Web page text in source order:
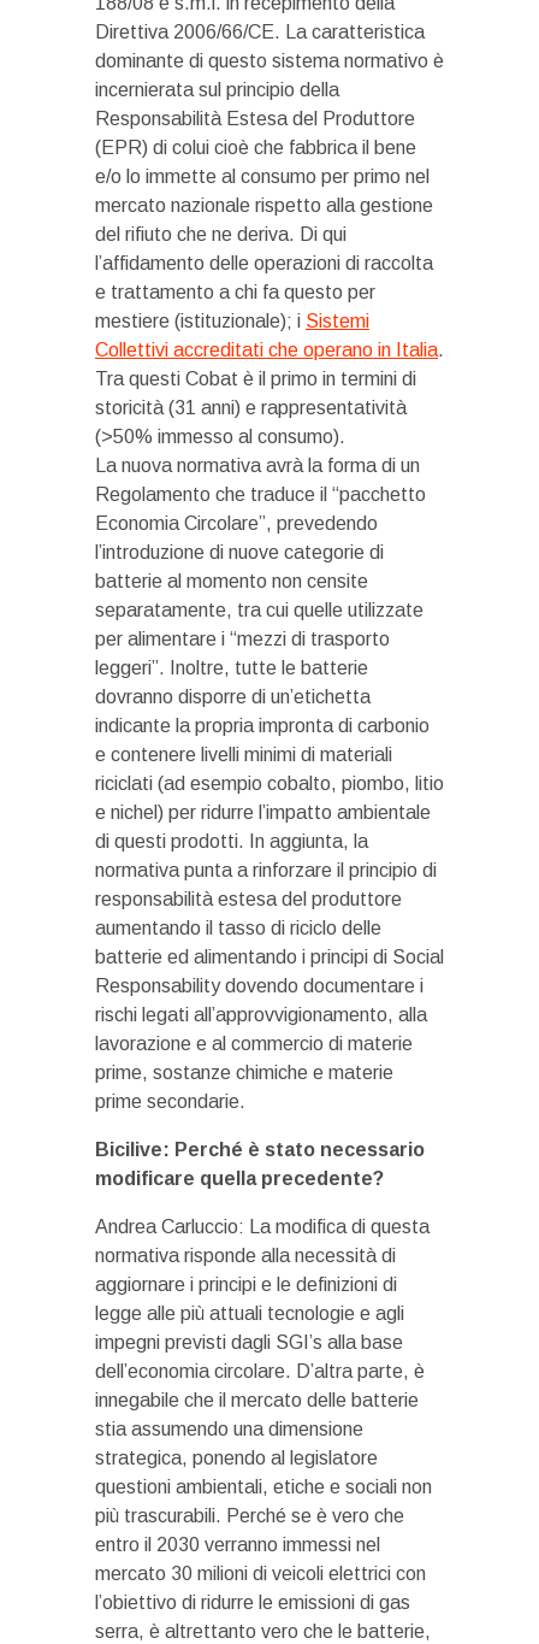
Direttiva 2006/66/CE. La caratteristica
dominante di questo sistema normativo è
incernierata sul principio della
Responsabilità Estesa del Produttore
(EPR) di colui cioè che fabbrica il bene
e/o lo immette al consumo per primo nel
mercato nazionale rispetto alla gestione
del rifiuto che ne deriva. Di qui
l’affidamento delle operazioni di raccolta
e trattamento a chi fa questo per
mestiere (istituzionale); i Sistemi
Collettivi accreditati che operano in Italia.
Tra questi Cobat è il primo in termini di
storicità (31 anni) e rappresentatività
(>50% immesso al consumo).
La nuova normativa avrà la forma di un
Regolamento che traduce il “pacchetto
Economia Circolare”, prevedendo
l’introduzione di nuove categorie di
batterie al momento non censite
separatamente, tra cui quelle utilizzate
per alimentare i “mezzi di trasporto
leggeri”. Inoltre, tutte le batterie
dovranno disporre di un’etichetta
indicante la propria impronta di carbonio
e contenere livelli minimi di materiali
riciclati (ad esempio cobalto, piombo, litio
e nichel) per ridurre l’impatto ambientale
di questi prodotti. In aggiunta, la
normativa punta a rinforzare il principio di
responsabilità estesa del produttore
aumentando il tasso di riciclo delle
batterie ed alimentando i principi di Social
Responsability dovendo documentare i
rischi legati all’approvvigionamento, alla
lavorazione e al commercio di materie
prime, sostanze chimiche e materie
prime secondarie.
Bicilive: Perché è stato necessario
modificare quella precedente?
Andrea Carluccio: La modifica di questa
normativa risponde alla necessità di
aggiornare i principi e le definizioni di
legge alle più attuali tecnologie e agli
impegni previsti dagli SGI’s alla base
dell’economia circolare. D’altra parte, è
innegabile che il mercato delle batterie
stia assumendo una dimensione
strategica, ponendo al legislatore
questioni ambientali, etiche e sociali non
più trascurabili. Perché se è vero che
entro il 2030 verranno immessi nel
mercato 30 milioni di veicoli elettrici con
l’obiettivo di ridurre le emissioni di gas
serra, è altrettanto vero che le batterie,